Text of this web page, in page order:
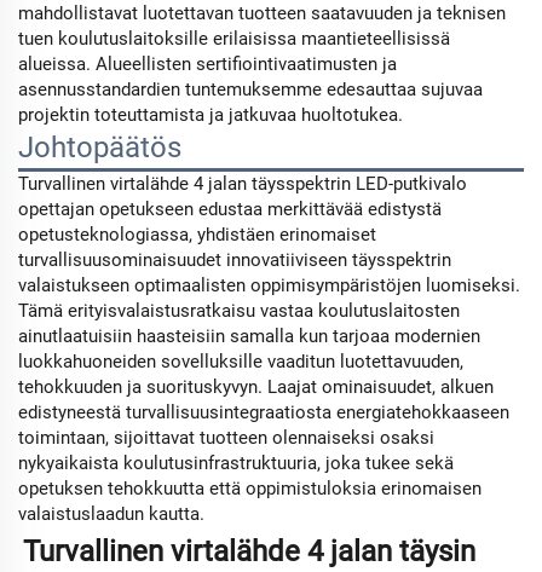
mahdollistavat luotettavan tuotteen saatavuuden ja teknisen
tuen koulutuslaitoksille erilaisissa maantieteellisissä
alueissa. Alueellisten sertifiointivaatimusten ja
asennusstandardien tuntemuksemme edesauttaa sujuvaa
projektin toteuttamista ja jatkuvaa huoltotukea.
Johtopäätös
Turvallinen virtalähde 4 jalan täysspektrin LED-putkivalo
opettajan opetukseen edustaa merkittävää edistystä
opetusteknologiassa, yhdistäen erinomaiset
turvallisuusominaisuudet innovatiiviseen täysspektrin
valaistukseen optimaalisten oppimisympäristöjen luomiseksi.
Tämä erityisvalaistusratkaisu vastaa koulutuslaitosten
ainutlaatuisiin haasteisiin samalla kun tarjoaa modernien
luokkahuoneiden sovelluksille vaaditun luotettavuuden,
tehokkuuden ja suorituskyvyn. Laajat ominaisuudet, alkuen
edistyneestä turvallisuusintegraatiosta energiatehokkaaseen
toimintaan, sijoittavat tuotteen olennaiseksi osaksi
nykyaikaista koulutusinfrastruktuuria, joka tukee sekä
opetuksen tehokkuutta että oppimistuloksia erinomaisen
valaistuslaadun kautta.
Turvallinen virtalähde 4 jalan täysin